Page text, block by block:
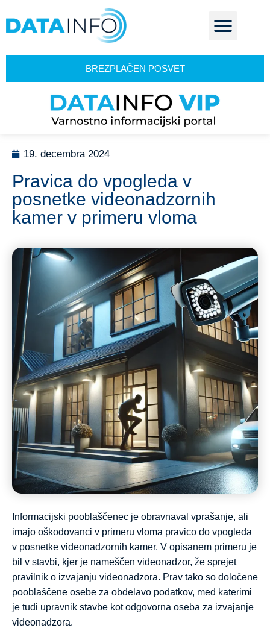
BREZPLAČEN POSVET
19. decembra 2024
Pravica do vpogleda v
posnetke videonadzornih
kamer v primeru vloma
Informacijski pooblaščenec je obravnaval vprašanje, ali
imajo oškodovanci v primeru vloma pravico do vpogleda
v posnetke videonadzornih kamer. V opisanem primeru je
bil v stavbi, kjer je nameščen videonadzor, že sprejet
pravilnik o izvajanju videonadzora. Prav tako so določene
pooblaščene osebe za obdelavo podatkov, med katerimi
je tudi upravnik stavbe kot odgovorna oseba za izvajanje
videonadzora.